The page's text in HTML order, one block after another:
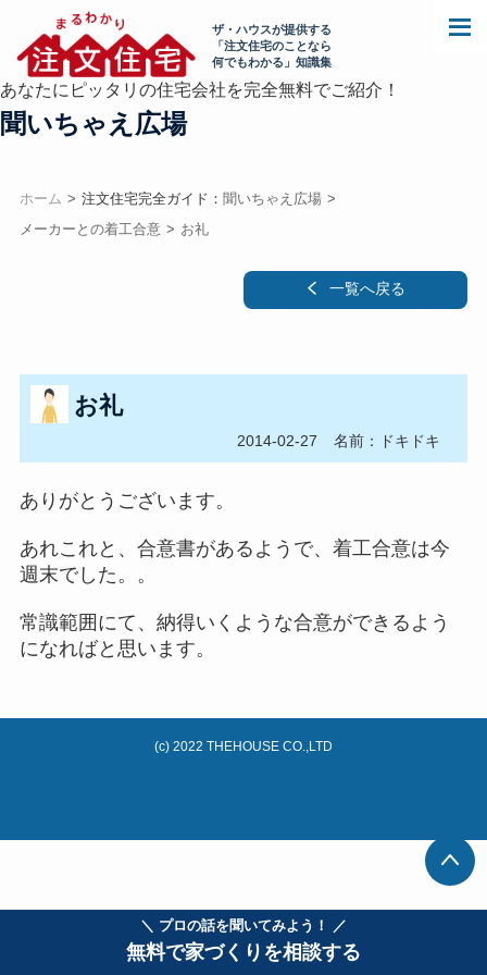
＼ プロの話を聞いてみよう！ ／
無料で家づくりを相談する
ザ・ハウスが提供する
「注文住宅のことなら
何でもわかる」知識集
あなたにピッタリの住宅会社を完全無料でご紹介！
聞いちゃえ広場
ホーム 注文住宅完全ガイド： 聞いちゃえ広場
メーカーとの着工合意
お礼
一覧へ戻る
お礼
2014-02-27 名前：ドキドキ
ありがとうございます。
あれこれと、合意書があるようで、着工合意は今
週末でした。。
常識範囲にて、納得いくような合意ができるよう
になればと思います。
(c) 2022 THEHOUSE CO.,LTD